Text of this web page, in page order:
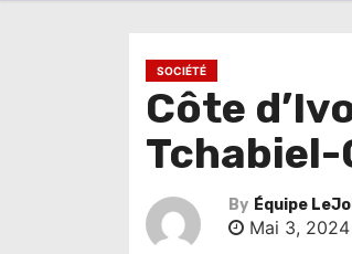
SOCIÉTÉ
Côte
By Équipe
Mai 3, 2024